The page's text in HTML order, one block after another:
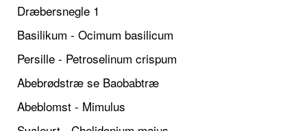
Dræbersnegle 1
Basilikum - Ocimum basilicum
Persille - Petroselinum crispum
Abebrødstræ se Baobabtræ
Abeblomst - Mimulus